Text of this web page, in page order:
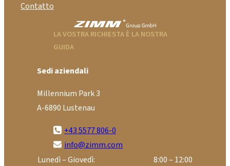
Contatto
LA VOSTRA RICHIESTA È LA NOSTRA
GUIDA
Sedi aziendali
Millennium Park 3
A-6890 Lustenau
+43 5577 806-0
info@zimm.com
Lunedì – Giovedì:
8:00 – 12:00